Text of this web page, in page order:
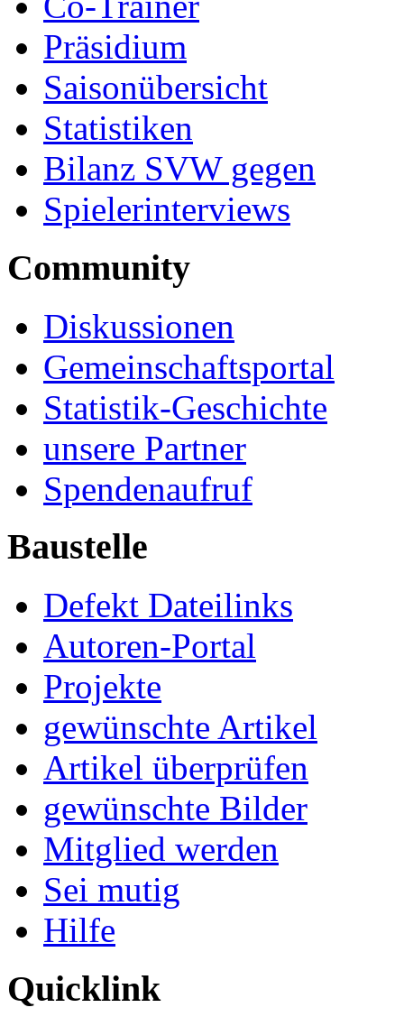
Präsidium
Saisonübersicht
Statistiken
Bilanz SVW gegen
Spielerinterviews
Community
Diskussionen
Gemeinschaftsportal
Statistik-Geschichte
unsere Partner
Spendenaufruf
Baustelle
Defekt Dateilinks
Autoren-Portal
Projekte
gewünschte Artikel
Artikel überprüfen
gewünschte Bilder
Mitglied werden
Sei mutig
Hilfe
Quicklink